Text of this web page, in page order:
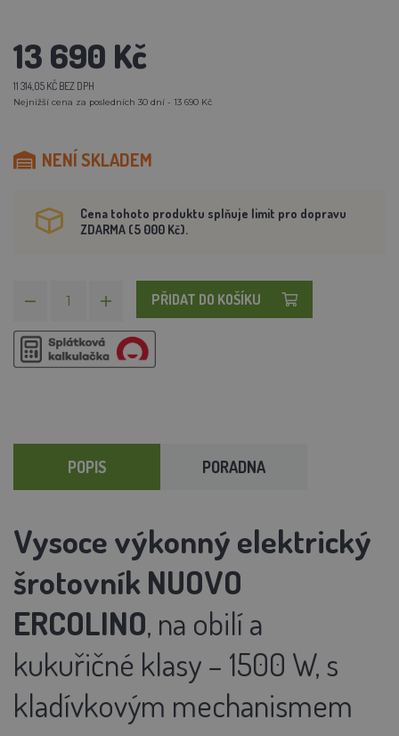
13 690 Kč
11 314,05 KČ BEZ DPH
Nejnižší cena za posledních 30 dní - 13 690 Kč
NENÍ SKLADEM
Cena tohoto produktu splňuje limit pro dopravu
ZDARMA (5 000 Kč).
PŘIDAT DO KOŠÍKU
POPIS PORADNA
Vysoce výkonný elektrický
šrotovník NUOVO
ERCOLINO, na obilí a
kukuřičné klasy – 1500 W, s
kladívkovým mechanismem